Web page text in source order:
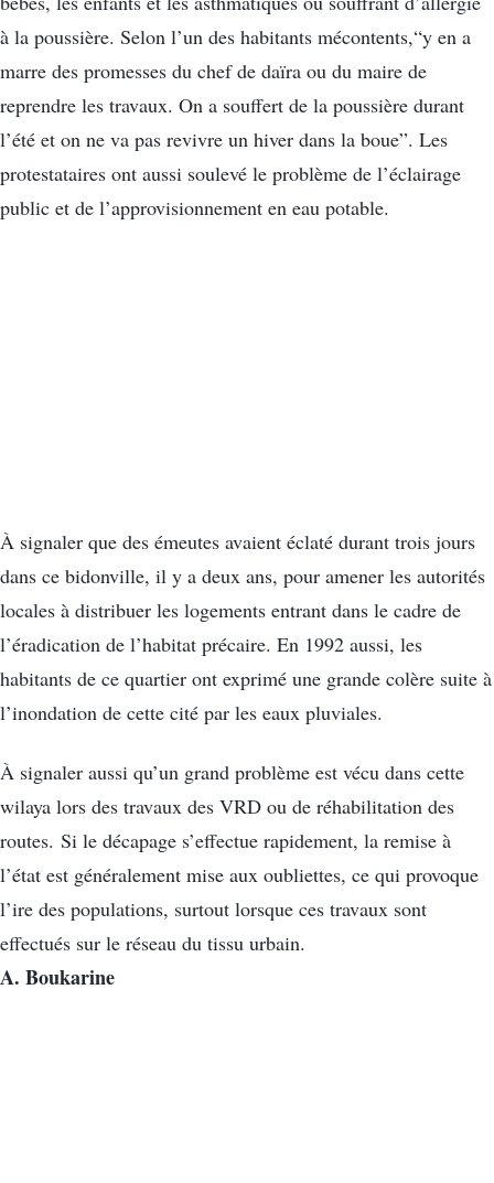
à la poussière. Selon l’un des habitants mécontents,“y en a
marre des promesses du chef de daïra ou du maire de
reprendre les travaux. On a souffert de la poussière durant
l’été et on ne va pas revivre un hiver dans la boue”. Les
protestataires ont aussi soulevé le problème de l’éclairage
public et de l’approvisionnement en eau potable.
À signaler que des émeutes avaient éclaté durant trois jours
dans ce bidonville, il y a deux ans, pour amener les autorités
locales à distribuer les logements entrant dans le cadre de
l’éradication de l’habitat précaire. En 1992 aussi, les
habitants de ce quartier ont exprimé une grande colère suite à
l’inondation de cette cité par les eaux pluviales.
À signaler aussi qu’un grand problème est vécu dans cette
wilaya lors des travaux des VRD ou de réhabilitation des
routes. Si le décapage s’effectue rapidement, la remise à
l’état est généralement mise aux oubliettes, ce qui provoque
l’ire des populations, surtout lorsque ces travaux sont
effectués sur le réseau du tissu urbain.
A. Boukarine